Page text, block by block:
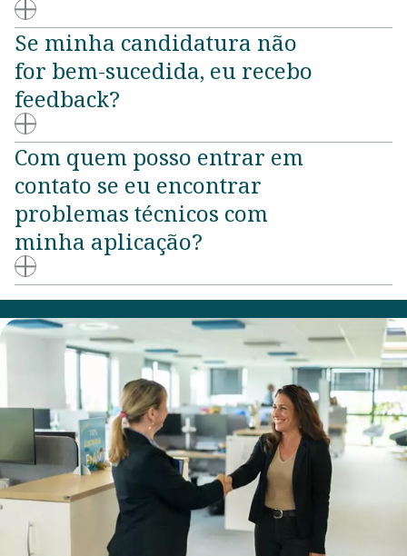
Se minha candidatura não
for bem-sucedida, eu recebo
feedback?
Com quem posso entrar em
contato se eu encontrar
problemas técnicos com
minha aplicação?